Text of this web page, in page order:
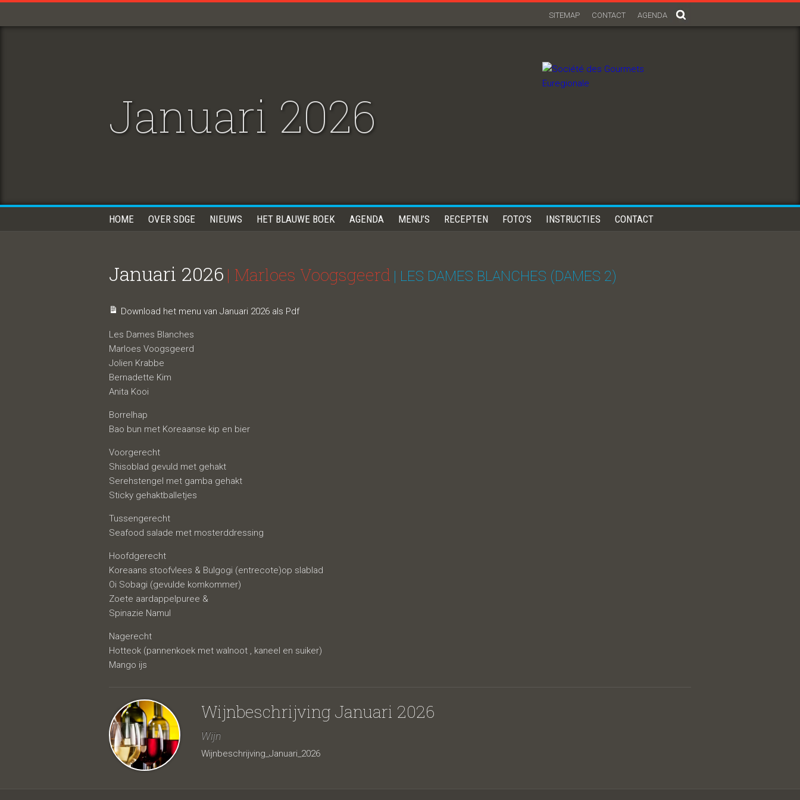
AGENDA
CONTACT
SITEMAP
Januari 2026
HOME OVER SDGE NIEUWS HET BLAUWE BOEK AGENDA MENU’S RECEPTEN FOTO’S INSTRUCTIES CONTACT
Januari 2026 | Marloes Voogsgeerd | LES DAMES BLANCHES (DAMES 2)
Download het menu van Januari 2026 als Pdf
Les Dames Blanches
Marloes Voogsgeerd
Jolien Krabbe
Bernadette Kim
Anita Kooi
Borrelhap
Bao bun met Koreaanse kip en bier
Voorgerecht
Shisoblad gevuld met gehakt
Serehstengel met gamba gehakt
Sticky gehaktballetjes
Tussengerecht
Seafood salade met mosterddressing
Hoofdgerecht
Koreaans stoofvlees & Bulgogi (entrecote)op slablad
Oi Sobagi (gevulde komkommer)
Zoete aardappelpuree &
Spinazie Namul
Nagerecht
Hotteok (pannenkoek met walnoot , kaneel en suiker)
Mango ijs
Wijnbeschrijving Januari 2026
Wijn
Wijnbeschrijving_Januari_2026